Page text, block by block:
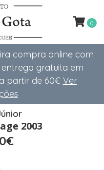
compra online com
entrega gratuita em
partir de 60€ Ver
0
2003